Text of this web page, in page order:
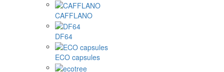
CAFFLANO
DF64
ECO capsules